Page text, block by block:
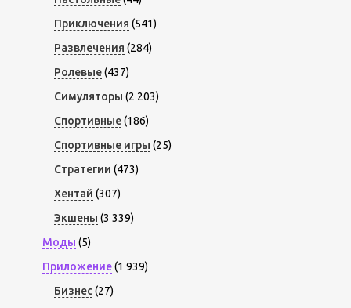
Приключения (541)
Развлечения (284)
Ролевые(437)
Симуляторы (2 203)
Спортивные(186)
Спортивные игры (25)
Стратегии (473)
Хентай (307)
Экшены (3 339)
Моды (5)
Приложение(1 939)
Бизнес(27)